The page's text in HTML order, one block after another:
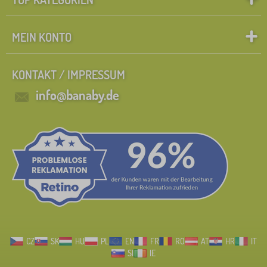
MEIN KONTO
KONTAKT / IMPRESSUM
info@banaby.de
CZ SK HU PL EN FR RO AT HR
IT
SI
IE